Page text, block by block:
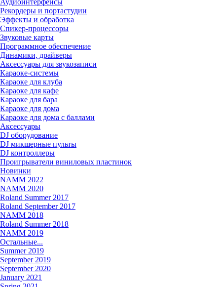
Аудиоинтерфейсы
Рекордеры и портастудии
Эффекты и обработка
Спикер-процессоры
Звуковые карты
Программное обеспечение
Динамики, драйверы
Аксессуары для звукозаписи
Караоке-системы
Караоке для клуба
Караоке для кафе
Караоке для бара
Караоке для дома
Караоке для дома с баллами
Аксессуары
DJ оборудование
DJ микшерные пульты
DJ контроллеры
Проигрыватели виниловых пластинок
Новинки
NAMM 2022
NAMM 2020
Roland Summer 2017
Roland September 2017
NAMM 2018
Roland Summer 2018
NAMM 2019
Остальные...
Summer 2019
September 2019
September 2020
January 2021